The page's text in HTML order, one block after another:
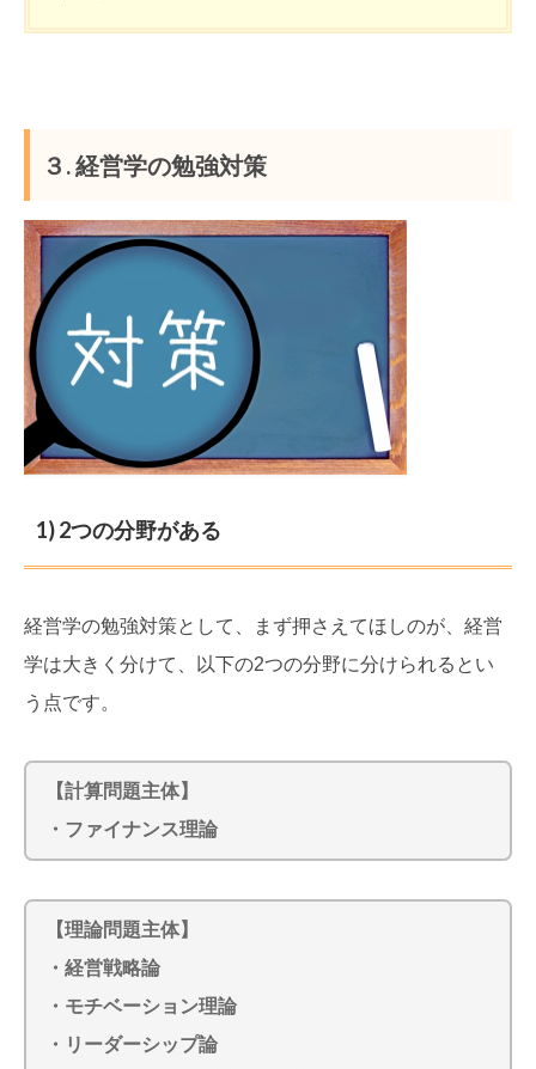
３. 経営学の勉強対策
1) 2つの分野がある
経営学の勉強対策として、まず押さえてほしのが、経営
学は大きく分けて、以下の2つの分野に分けられるとい
う点です。
【計算問題主体】
・ファイナンス理論
【理論問題主体】
・経営戦略論
・モチベーション理論
・リーダーシップ論